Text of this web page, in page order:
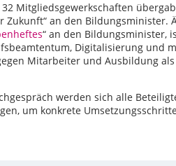
Mitgliedsgewerkschaften
Zukunft“ an den Bildungsminister.
“ an den Bildungsminister,
Digitalisierung und
Mitarbeiter und Ausbildung
werden sich alle
um konkrete